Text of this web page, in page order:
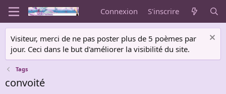
Connexion S'inscrire
Visiteur, merci de ne pas poster plus de 5 poèmes par
jour. Ceci dans le but d'améliorer la visibilité du site.
Tags
convoité